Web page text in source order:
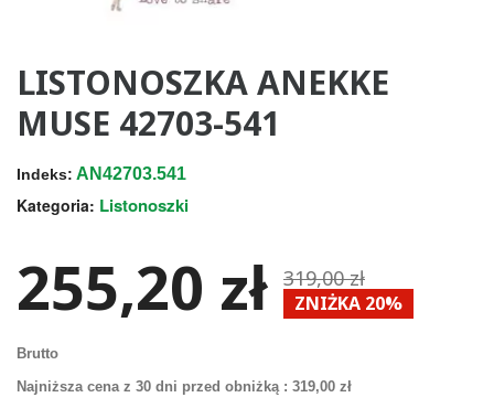
LISTONOSZKA ANEKKE
MUSE 42703-541
Indeks: AN42703.541
Kategoria: Listonoszki
255,20 zł 319,00 zł
ZNIŻKA 20%
Brutto
Najniższa cena z 30 dni przed obniżką : 319,00 zł